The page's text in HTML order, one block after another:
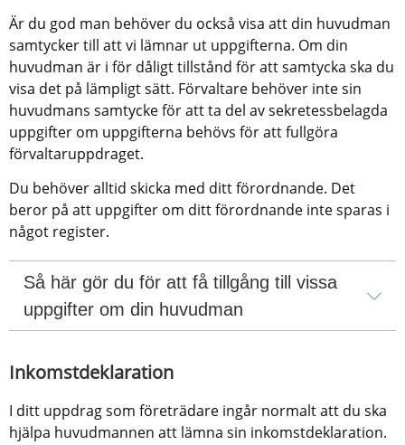
Är du god man behöver du också visa att din huvudman
samtycker till att vi lämnar ut uppgifterna. Om din
huvudman är i för dåligt tillstånd för att samtycka ska du
visa det på lämpligt sätt. Förvaltare behöver inte sin
huvudmans samtycke för att ta del av sekretessbelagda
uppgifter om uppgifterna behövs för att fullgöra
förvaltaruppdraget.
Du behöver alltid skicka med ditt förordnande. Det
beror på att uppgifter om ditt förordnande inte sparas i
något register.
Så här gör du för att få tillgång till vissa
uppgifter om din huvudman
Inkomstdeklaration
I ditt uppdrag som företrädare ingår normalt att du ska
hjälpa huvudmannen att lämna sin inkomstdeklaration.